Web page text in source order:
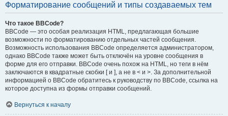
Форматирование сообщений и типы создаваемых тем
Что такое BBCode?
BBCode — это особая реализация HTML, предлагающая большие
возможности по форматированию отдельных частей сообщения.
Возможность использования BBCode определяется администратором,
однако BBCode также может быть отключён на уровне сообщения в
форме для его отправки. BBCode очень похож на HTML, но теги в нём
заключаются в квадратные скобки [ и ], а не в < и >. За дополнительной
информацией о BBCode обратитесь к руководству по BBCode, ссылка на
которое доступна из формы отправки сообщений.
Вернуться к началу